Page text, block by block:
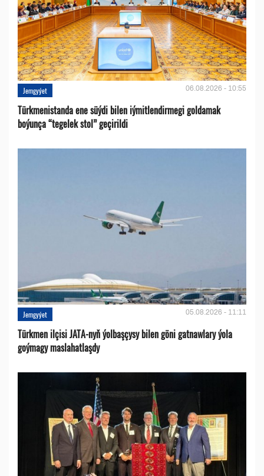
Jemgyýet 06.08.2026 - 10:55
Türkmenistanda ene süýdi bilen iýmitlendirmegi goldamak
boýunça “tegelek stol” geçirildi
Jemgyýet 05.08.2026 - 11:11
Türkmen ilçisi JATA-nyň ýolbaşçysy bilen göni gatnawlary ýola
goýmagy maslahatlaşdy